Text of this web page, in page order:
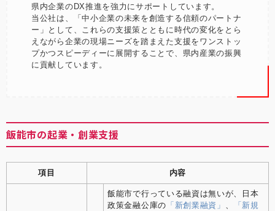
県内企業のDX推進を強力にサポートしています。
当公社は、「中小企業の未来を創造する信頼のパートナ
ー」として、これらの支援策とともに時代の変化をとら
えながら企業の現場ニーズを踏まえた支援をワンストッ
プかつスピーディーに展開することで、県内産業の振興
に貢献しています。
飯能市の起業・創業支援
項目 内容
飯能市で行っている融資は無いが、日本
政策金融公庫の 「新創業融資」
「新規